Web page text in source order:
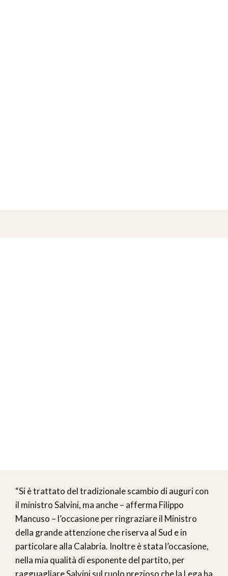
“Si è trattato del tradizionale scambio di auguri con
il ministro Salvini, ma anche – afferma Filippo
Mancuso – l’occasione per ringraziare il Ministro
della grande attenzione che riserva al Sud e in
particolare alla Calabria. Inoltre è stata l’occasione,
nella mia qualità di esponente del partito, per
ragguagliare Salvini sul ruolo prezioso che la Lega ha